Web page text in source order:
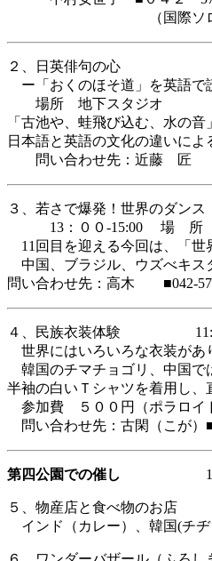
（国際ソロプチミ
２、日英俳句の心
ー「おくのほそ道」を英語
場所 地下スタジオ
「古池や、蛙飛び込む、水の音」
日本語と英語の文化の違いによ
問い合わせ先：近藤 匠
３、若さで爆発！世界のダンス
13：００-15:00 場 所 ホ
11回目を迎える今回は、「世
中国、ブラジル、ウズべキス
問い合わせ先：高木 ■042-
４、民族衣装体験
世界にはいろいろな衣装があ
韓国のチマチョゴリ、中国で
半袖の白いＴシャツを着用し、
参加費 ５００円（ポラロイ
問い合わせ先：古閑（こが）
第四公園での催し 11:00-
５、物産店と食べ物のお店
インド（カレー）、韓国(チヂ